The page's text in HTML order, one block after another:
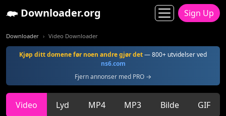
Downloader.org Sign Up
Downloader Video Downloader
Kjøp ditt domene før noen andre gjør det— 800+ utvidelser ved
ns6.com
Fjern annonser med PRO →
Video Lyd MP4 MP3 Bilde GIF